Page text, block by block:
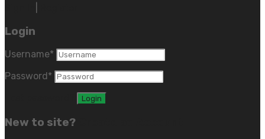
Login
Username*
Password *
New to site?